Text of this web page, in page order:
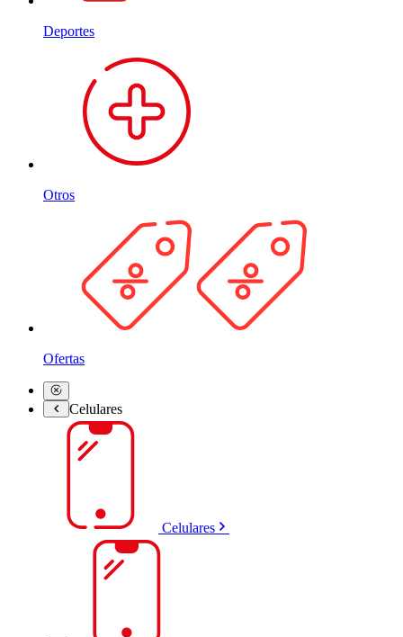
Deportes
Otros
Ofertas
Celulares
Celulares